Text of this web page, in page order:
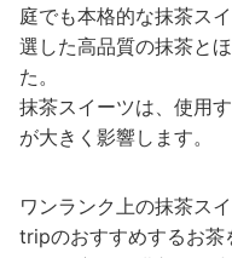
庭でも本格的な抹茶ス
選した高品質の抹茶と
た。
抹茶スイーツは、使用
が大きく影響します。
ワンランク上の抹茶ス
tripのおすすめするお茶